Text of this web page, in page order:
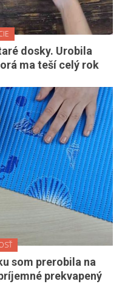
dosky. Urobila
ma teší celý rok
som prerobila na
prekvapený